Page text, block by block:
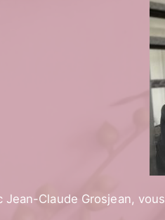
Jean-Claude Grosjean,